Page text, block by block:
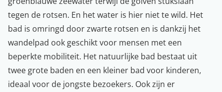
tegen de rotsen. En het water is hier niet te wild. Het
bad is omringd door zwarte rotsen en is dankzij het
wandelpad ook geschikt voor mensen met een
beperkte mobiliteit. Het natuurlijke bad bestaat uit
twee grote baden en een kleiner bad voor kinderen,
ideaal voor de jongste bezoekers. Ook zijn er